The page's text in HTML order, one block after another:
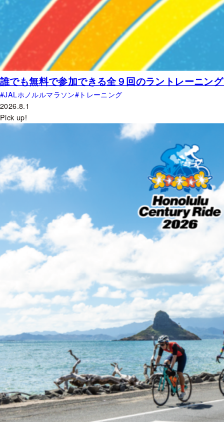
誰でも無料で参加できる全９回のラントレーニン
JALホノルルマラソン
トレーニング
2026.8.1
Pick up!